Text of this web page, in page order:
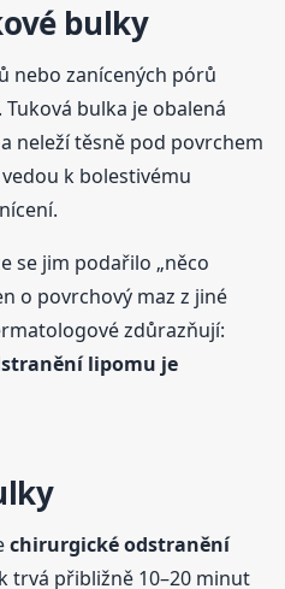
bulky
nebo zanícených pórů
. Tuková bulka je obalená
neleží těsně pod povrchem
k bolestivému
se jim podařilo „něco
o povrchový maz z jiné
zdůrazňují:
lipomu je
chirurgické odstranění
trvá přibližně 10–20 minut